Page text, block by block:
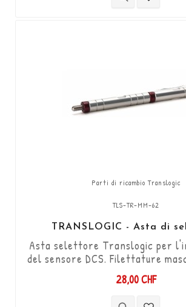
Parti di ricambio Translogic
TLS-TR-MM-62
TRANSLOGIC - Asta di
Asta selettore Translogic per
del sensore DCS. Filettature maschio-maschio
M6 / 2 filettature destre /
filettature maschio da 9 mm e
ciascuna estremità.
28,00 CHF